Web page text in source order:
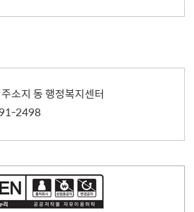
소지 동 행정복지센터
2498